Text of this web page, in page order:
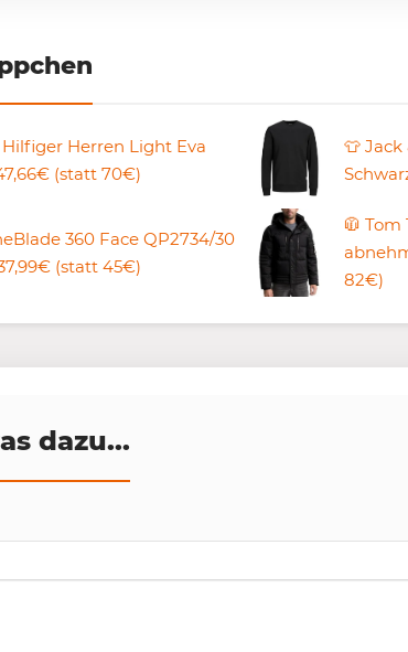
Hilfiger Herren Light Eva
(statt 70€)
👕 Jack
360 Face QP2734/30
(statt 45€)
🧥
82€)
dazu...